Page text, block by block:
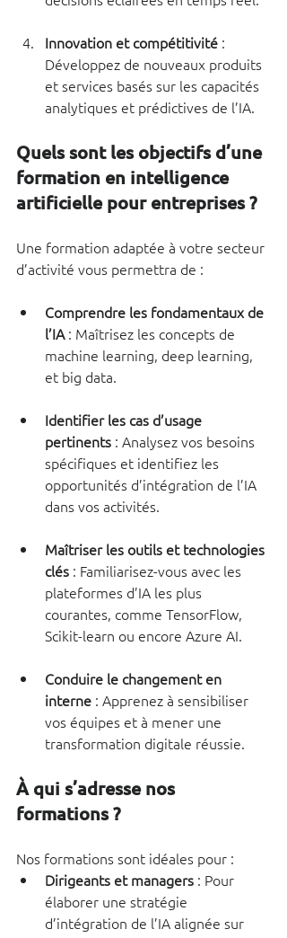
Innovation et compétitivité :
Développez de nouveaux produits
et services basés sur les capacités
analytiques et prédictives de l’IA.
Quels sont les objectifs d’une
formation en intelligence
artificielle pour entreprises ?
Une formation adaptée à votre secteur
d’activité vous permettra de :
Comprendre les fondamentaux de
l’IA : Maîtrisez les concepts de
machine learning, deep learning,
et big data.
Identifier les cas d’usage
pertinents : Analysez vos besoins
spécifiques et identifiez les
opportunités d’intégration de l’IA
dans vos activités.
Maîtriser les outils et technologies
clés : Familiarisez-vous avec les
plateformes d’IA les plus
courantes, comme TensorFlow,
Scikit-learn ou encore Azure AI.
Conduire le changement en
interne : Apprenez à sensibiliser
vos équipes et à mener une
transformation digitale réussie.
À qui s’adresse nos
formations ?
Nos formations sont idéales pour :
Dirigeants et managers : Pour
élaborer une stratégie
d’intégration de l’IA alignée sur